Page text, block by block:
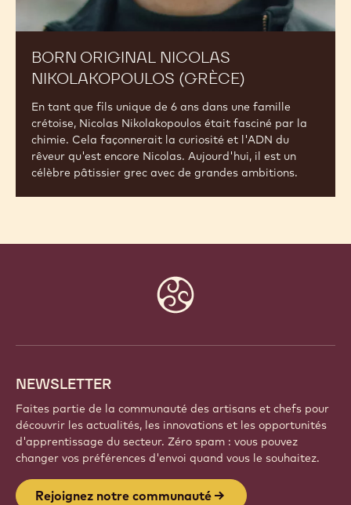
BORN ORIGINAL NICOLAS
NIKOLAKOPOULOS (GRÈCE)
En tant que fils unique de 6 ans dans une famille
crétoise, Nicolas Nikolakopoulos était fasciné par la
chimie. Cela façonnerait la curiosité et l'ADN du
rêveur qu'est encore Nicolas. Aujourd'hui, il est un
célèbre pâtissier grec avec de grandes ambitions.
NEWSLETTER
Faites partie de la communauté des artisans et chefs pour
découvrir les actualités, les innovations et les opportunités
d'apprentissage du secteur. Zéro spam : vous pouvez
changer vos préférences d'envoi quand vous le souhaitez.
Rejoignez notre communauté